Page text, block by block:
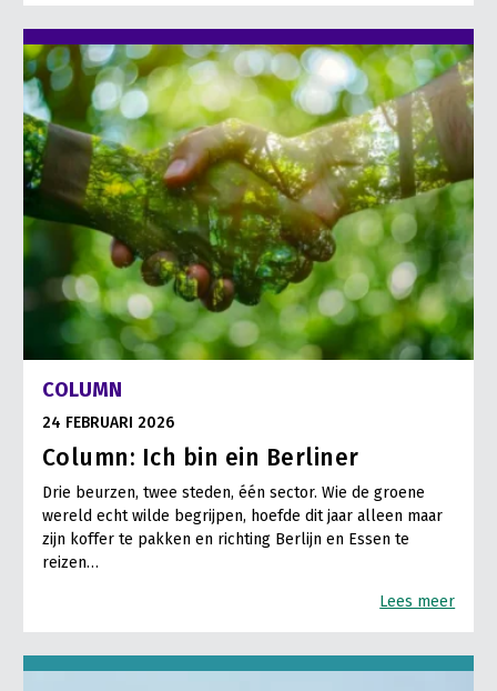
COLUMN
24 FEBRUARI 2026
Column: Ich bin ein Berliner
Drie beurzen, twee steden, één sector. Wie de groene
wereld echt wilde begrijpen, hoefde dit jaar alleen maar
zijn koffer te pakken en richting Berlijn en Essen te
reizen…
Lees meer